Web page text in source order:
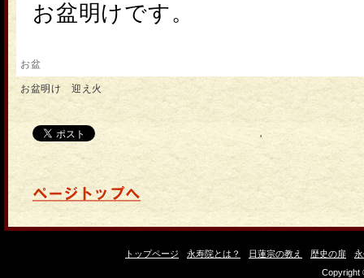
お盆明けです。
お盆
お盆明け 迎え火
'
トップページ 永寿院とは？ 日蓮宗の教え 歴史の扉
Copyright